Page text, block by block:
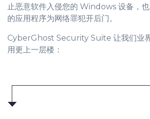
止恶意软件入侵您的 Windows 设备，
的应用程序为网络罪犯开后门。
CyberGhost Security Suite 让我们业
用更上一层楼：